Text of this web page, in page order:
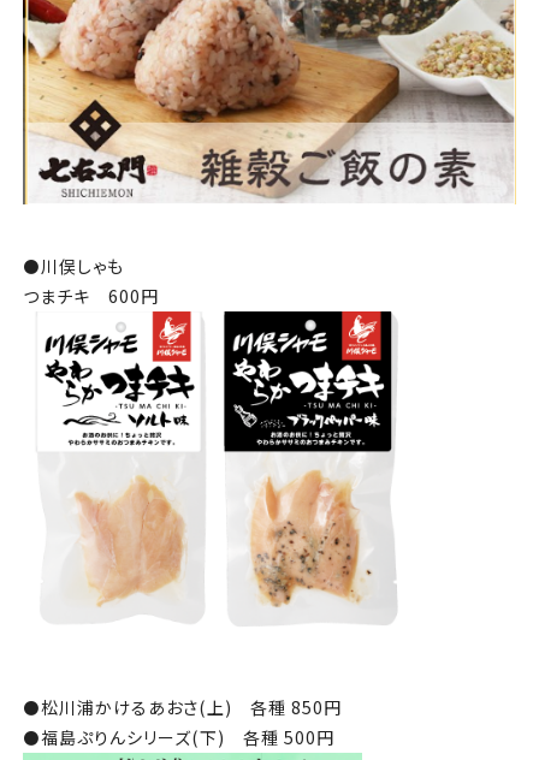
⚫️川俣しゃも
つまチキ 600円
⚫️松川浦かけるあおさ(上) 各種 850円
⚫️福島ぷりんシリーズ(下) 各種 500円